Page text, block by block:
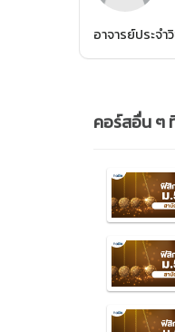
อาจารย์ประจ
คอร์สอื่น ๆ